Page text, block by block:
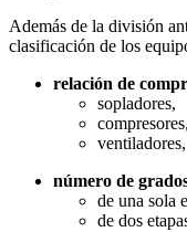
Además de la división
clasificación de los
relación de
sopladores,
compresores,
ventiladores,
número de
de una sola
de dos